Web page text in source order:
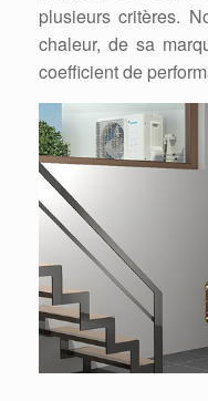
plusieurs critères.
chaleur, de sa
coefficient de